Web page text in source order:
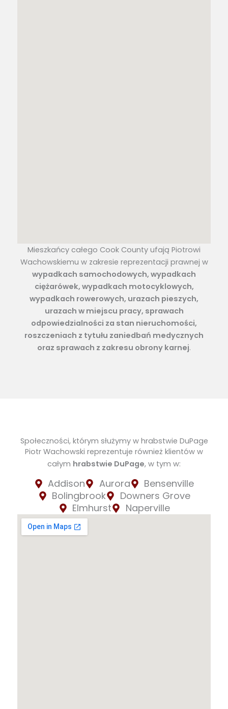
Mieszkańcy całego Cook County ufają Piotrowi
Wachowskiemu w zakresie reprezentacji prawnej w
wypadkach samochodowych, wypadkach
ciężarówek, wypadkach motocyklowych,
wypadkach rowerowych, urazach pieszych,
urazach w miejscu pracy, sprawach
odpowiedzialności za stan nieruchomości,
roszczeniach z tytułu zaniedbań medycznych
oraz sprawach z zakresu obrony karnej.
Społeczności, którym służymy w hrabstwie DuPage
Piotr Wachowski reprezentuje również klientów w
całym hrabstwie DuPage, w tym w:
Addison Aurora
Bensenville
Bolingbrook
Downers Grove
Elmhurst
Naperville